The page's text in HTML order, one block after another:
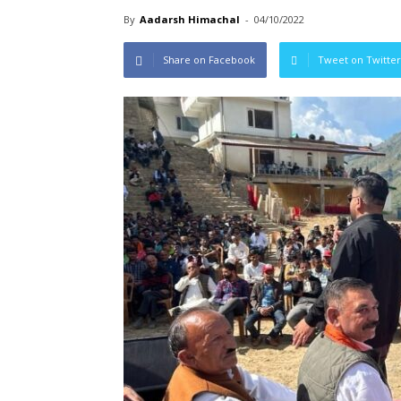
By Aadarsh Himachal - 04/10/2022
Share on Facebook Tweet on Twitter